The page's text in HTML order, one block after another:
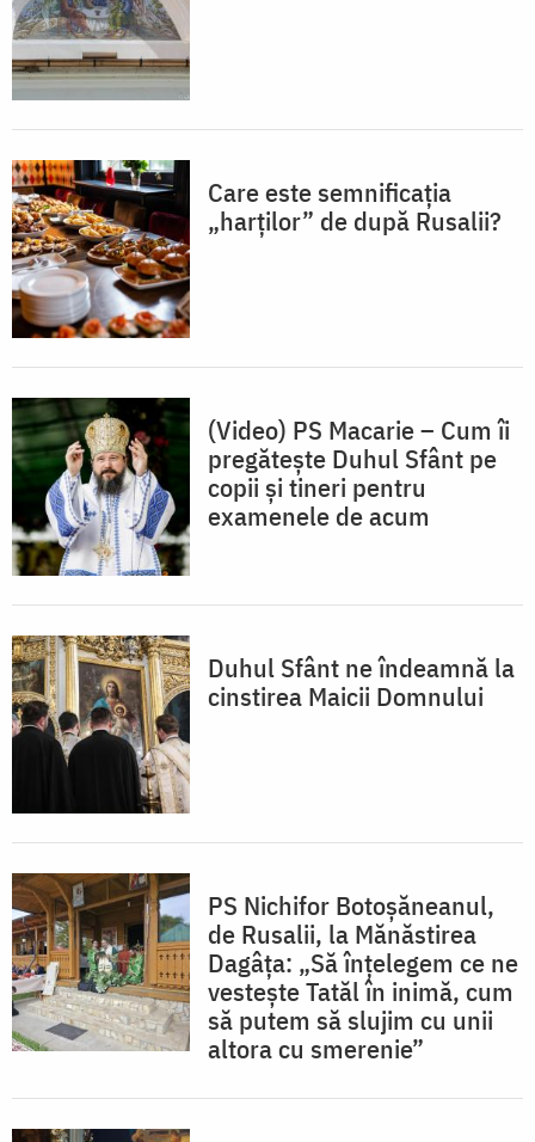
Care este semnificația
„harților” de după Rusalii?
(Video) PS Macarie – Cum îi
pregătește Duhul Sfânt pe
copii și tineri pentru
examenele de acum
Duhul Sfânt ne îndeamnă la
cinstirea Maicii Domnului
PS Nichifor Botoșăneanul,
de Rusalii, la Mănăstirea
Dagâța: „Să înțelegem ce ne
vestește Tatăl în inimă, cum
să putem să slujim cu unii
altora cu smerenie”